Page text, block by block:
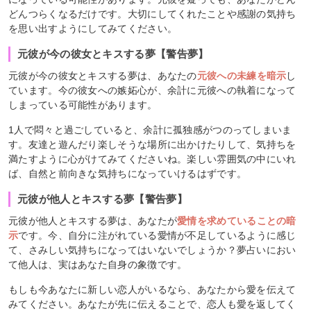
どんつらくなるだけです。大切にしてくれたことや感謝の気持ち
を思い出すようにしてみてください。
元彼が今の彼女とキスする夢【警告夢】
元彼が今の彼女とキスする夢は、あなたの元彼への未練を暗示し
ています。今の彼女への嫉妬心が、余計に元彼への執着になって
しまっている可能性があります。
1人で悶々と過ごしていると、余計に孤独感がつのってしまいま
す。友達と遊んだり楽しそうな場所に出かけたりして、気持ちを
満たすように心がけてみてくださいね。楽しい雰囲気の中にいれ
ば、自然と前向きな気持ちになっていけるはずです。
元彼が他人とキスする夢【警告夢】
元彼が他人とキスする夢は、あなたが愛情を求めていることの暗
示です。今、自分に注がれている愛情が不足しているように感じ
て、さみしい気持ちになってはいないでしょうか？夢占いにおい
て他人は、実はあなた自身の象徴です。
もしも今あなたに新しい恋人がいるなら、あなたから愛を伝えて
みてください。あなたが先に伝えることで、恋人も愛を返してく